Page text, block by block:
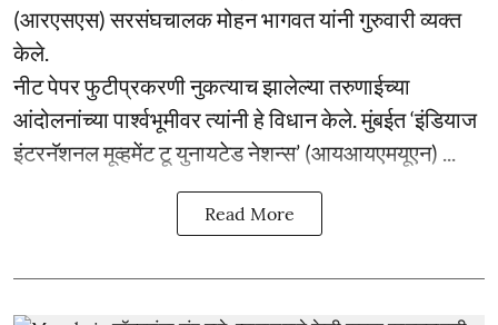
(आरएसएस) सरसंघचालक मोहन भागवत यांनी गुरुवारी व्यक्त
केले.
नीट पेपर फुटीप्रकरणी नुकत्याच झालेल्या तरुणाईच्या
आंदोलनांच्या पार्श्वभूमीवर त्यांनी हे विधान केले. मुंबईत ‘इंडियाज
इंटरनॅशनल मूव्हमेंट टू युनायटेड नेशन्स’ (आयआयएमयूएन) ...
Read More